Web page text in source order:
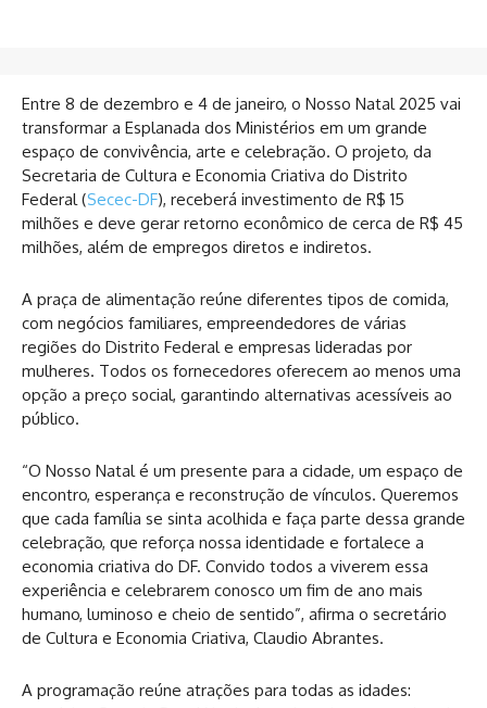
Entre 8 de dezembro e 4 de janeiro, o Nosso Natal 2025 vai
transformar a Esplanada dos Ministérios em um grande
espaço de convivência, arte e celebração. O projeto, da
Secretaria de Cultura e Economia Criativa do Distrito
Federal (Secec-DF), receberá investimento de R$ 15
milhões e deve gerar retorno econômico de cerca de R$ 45
milhões, além de empregos diretos e indiretos.
A praça de alimentação reúne diferentes tipos de comida,
com negócios familiares, empreendedores de várias
regiões do Distrito Federal e empresas lideradas por
mulheres. Todos os fornecedores oferecem ao menos uma
opção a preço social, garantindo alternativas acessíveis ao
público.
“O Nosso Natal é um presente para a cidade, um espaço de
encontro, esperança e reconstrução de vínculos. Queremos
que cada família se sinta acolhida e faça parte dessa grande
celebração, que reforça nossa identidade e fortalece a
economia criativa do DF. Convido todos a viverem essa
experiência e celebrarem conosco um fim de ano mais
humano, luminoso e cheio de sentido”, afirma o secretário
de Cultura e Economia Criativa, Claudio Abrantes.
A programação reúne atrações para todas as idades: